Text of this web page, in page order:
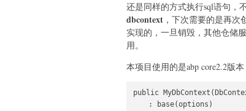
还是同样的方式执行sql语句，
dbcontext ，下次需要的是再次
实现的，一旦销毁，其他仓储
用。
本项目使用的是abp core2.2版
public
    : base(options)